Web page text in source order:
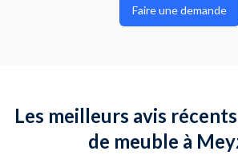
Faire une demande
Les meilleurs avis
de meuble à